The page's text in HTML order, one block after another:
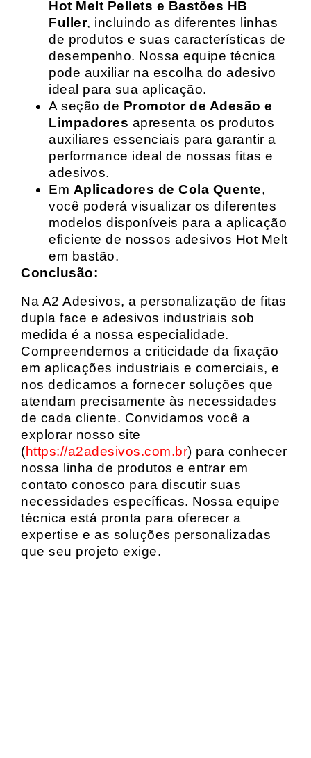
Hot Melt Pellets e Bastões HB
Fuller, incluindo as diferentes linhas
de produtos e suas características de
desempenho. Nossa equipe técnica
pode auxiliar na escolha do adesivo
ideal para sua aplicação.
A seção de Promotor de Adesão e
Limpadores apresenta os produtos
auxiliares essenciais para garantir a
performance ideal de nossas fitas e
adesivos.
Em Aplicadores de Cola Quente,
você poderá visualizar os diferentes
modelos disponíveis para a aplicação
eficiente de nossos adesivos Hot Melt
em bastão.
Conclusão:
Na A2 Adesivos, a personalização de fitas
dupla face e adesivos industriais sob
medida é a nossa especialidade.
Compreendemos a criticidade da fixação
em aplicações industriais e comerciais, e
nos dedicamos a fornecer soluções que
atendam precisamente às necessidades
de cada cliente. Convidamos você a
explorar nosso site
(https://a2adesivos.com.br) para conhecer
nossa linha de produtos e entrar em
contato conosco para discutir suas
necessidades específicas. Nossa equipe
técnica está pronta para oferecer a
expertise e as soluções personalizadas
que seu projeto exige.